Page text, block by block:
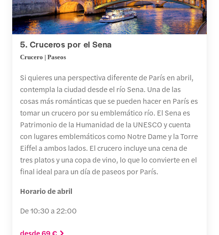
5. Cruceros por el Sena
Crucero | Paseos
Si quieres una perspectiva diferente de París en abril,
contempla la ciudad desde el río Sena. Una de las
cosas más románticas que se pueden hacer en París es
tomar un crucero por su emblemático río. El Sena es
Patrimonio de la Humanidad de la UNESCO y cuenta
con lugares emblemáticos como Notre Dame y la Torre
Eiffel a ambos lados. El crucero incluye una cena de
tres platos y una copa de vino, lo que lo convierte en el
final ideal para un día de paseos por París.
Horario de abril
De 10:30 a 22:00